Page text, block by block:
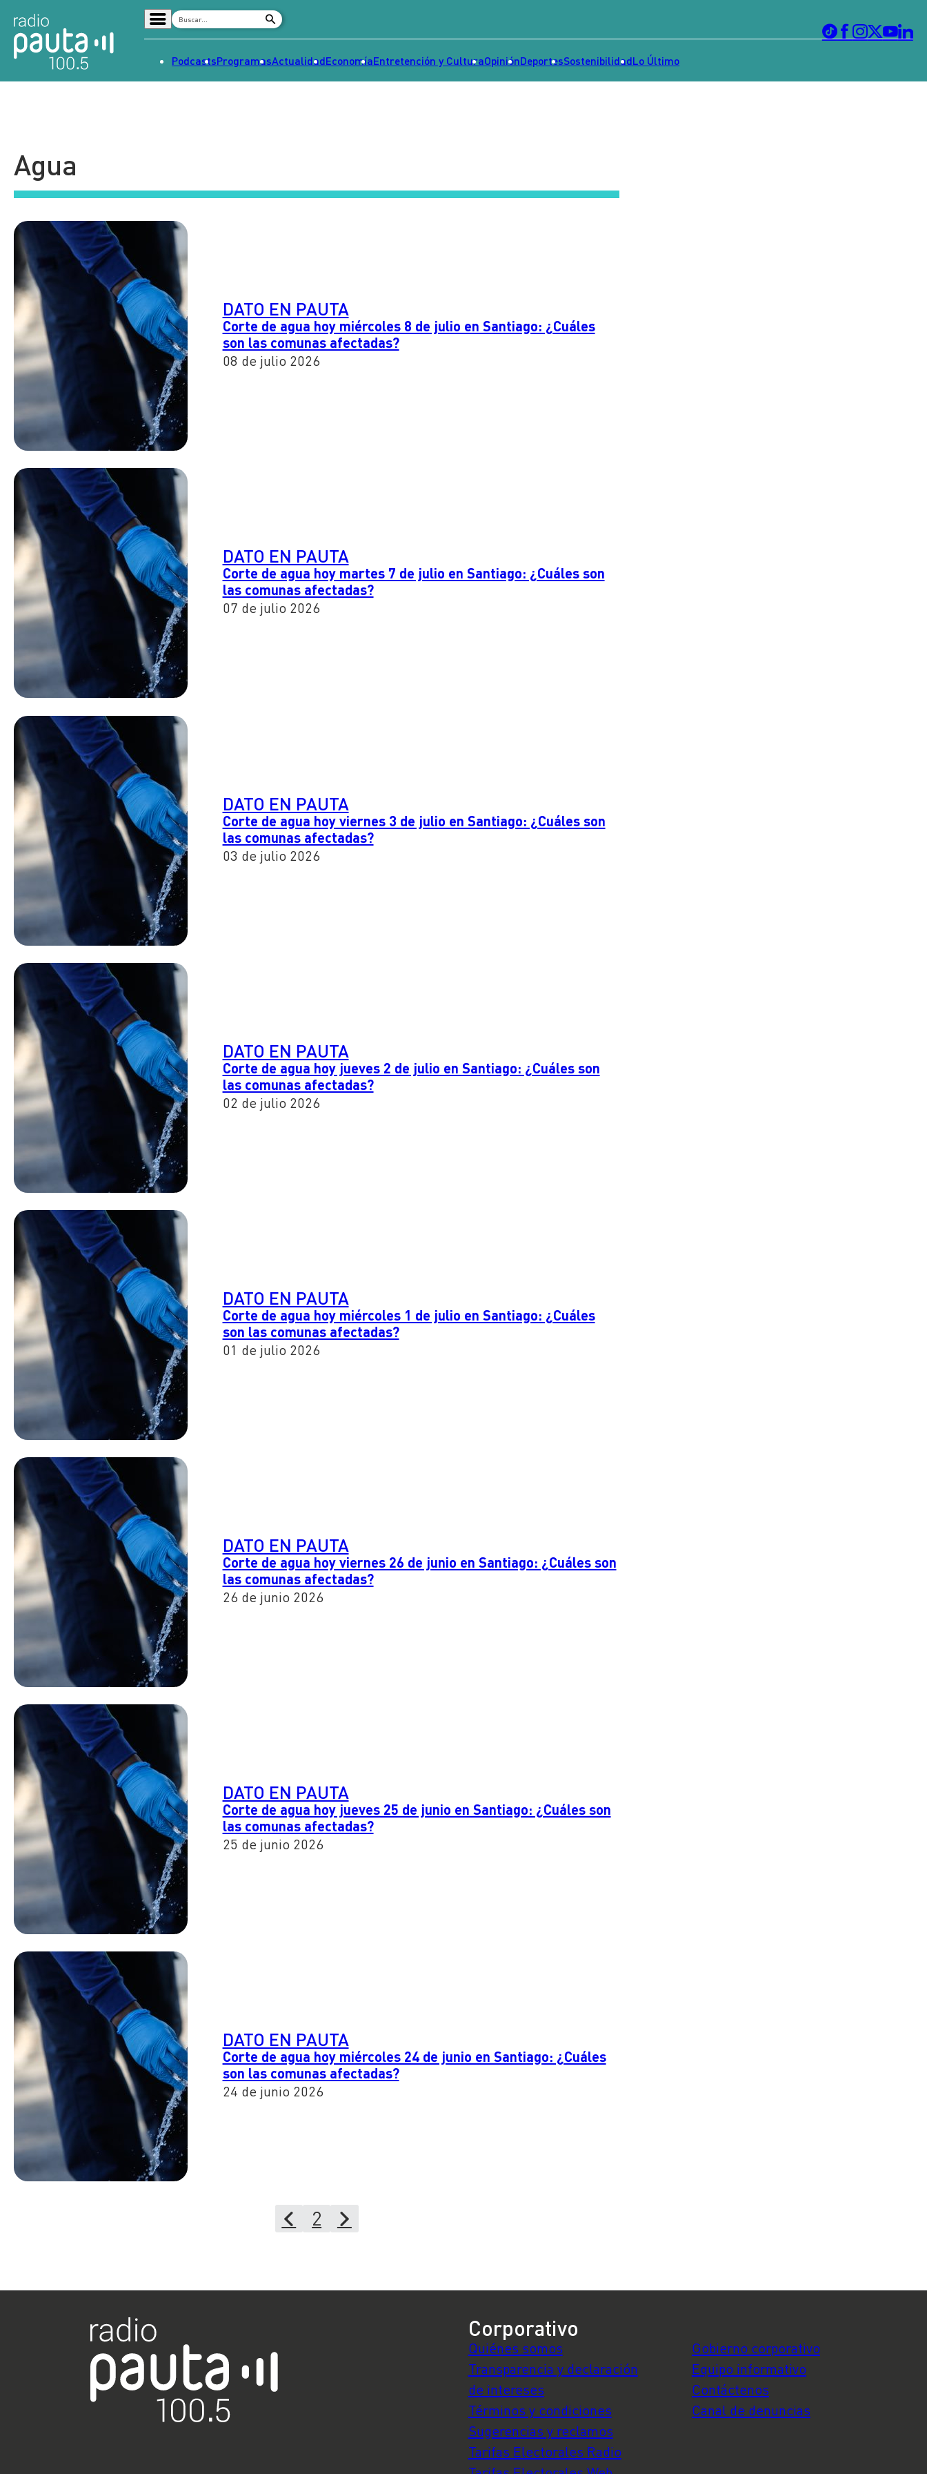
Tendencias
Dato en Pauta
Contenido Patrocinado
PodcastsProgramasActualidadEconomíaEntretención y CulturaOpiniónDeportesSostenibilidadLo Último
Agua
DATO EN PAUTA
Corte de agua hoy miércoles 8 de julio en Santiago: ¿Cuáles
son las comunas afectadas?
08 de julio 2026
DATO EN PAUTA
Corte de agua hoy martes 7 de julio en Santiago: ¿Cuáles son
las comunas afectadas?
07 de julio 2026
DATO EN PAUTA
Corte de agua hoy viernes 3 de julio en Santiago: ¿Cuáles son
las comunas afectadas?
03 de julio 2026
DATO EN PAUTA
Corte de agua hoy jueves 2 de julio en Santiago: ¿Cuáles son
las comunas afectadas?
02 de julio 2026
DATO EN PAUTA
Corte de agua hoy miércoles 1 de julio en Santiago: ¿Cuáles
son las comunas afectadas?
01 de julio 2026
DATO EN PAUTA
Corte de agua hoy viernes 26 de junio en Santiago: ¿Cuáles son
las comunas afectadas?
26 de junio 2026
DATO EN PAUTA
Corte de agua hoy jueves 25 de junio en Santiago: ¿Cuáles son
las comunas afectadas?
25 de junio 2026
DATO EN PAUTA
Corte de agua hoy miércoles 24 de junio en Santiago: ¿Cuáles
son las comunas afectadas?
24 de junio 2026
2
Corporativo
Quiénes somos
Transparencia y declaración
de intereses
Términos y condiciones
Sugerencias y reclamos
Tarifas Electorales Radio
Gobierno corporativo
Equipo informativo
Contáctenos
Canal de denuncias